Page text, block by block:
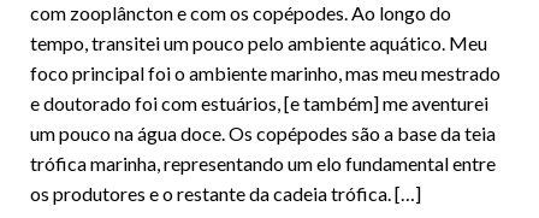
com zooplâncton e com os copépodes. Ao longo do
tempo, transitei um pouco pelo ambiente aquático. Meu
foco principal foi o ambiente marinho, mas meu mestrado
e doutorado foi com estuários, [e também] me aventurei
um pouco na água doce. Os copépodes são a base da teia
trófica marinha, representando um elo fundamental entre
os produtores e o restante da cadeia trófica. […]